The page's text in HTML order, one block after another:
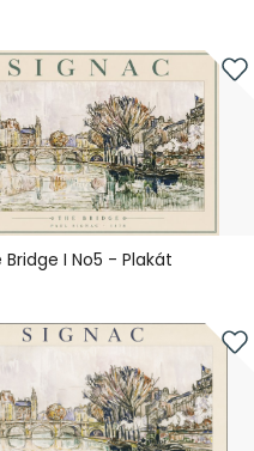
I No5 - Plakát